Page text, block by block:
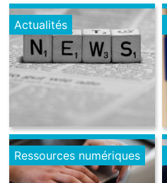
Actualités
Ressources numériques